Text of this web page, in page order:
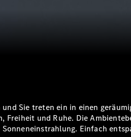
Sie treten ein in einen
Freiheit und Ruhe. Die
Einfach